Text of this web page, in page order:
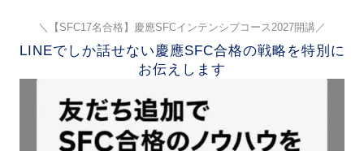
＼【SFC17名合格】慶應SFCインテンシブコース2027開講／
LINEでしか話せない慶應SFC合格の戦略を特別に
お伝えします